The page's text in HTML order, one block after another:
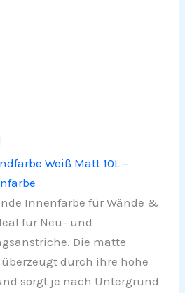
Weiß Matt 10L –
Innenfarbe für Wände &
für Neu- und
Die matte
durch ihre hohe
sorgt je nach Untergrund